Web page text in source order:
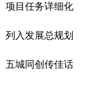
项目任务详细化
列入发展总规划
五城同创传佳话